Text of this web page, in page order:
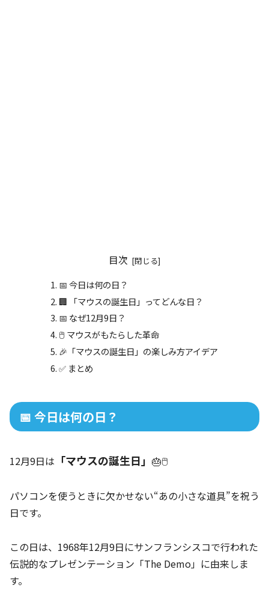
目次
📅 今日は何の日？
🏢 「マウスの誕生日」ってどんな日？
📅 なぜ12月9日？
🖱️ マウスがもたらした革命
🎉「マウスの誕生日」の楽しみ方アイデア
✅ まとめ
📅 今日は何の日？
12月9日は 「マウスの誕生日」 🎂🖱️
パソコンを使うときに欠かせない“あの小さな道具”を祝う
日です。
この日は、1968年12月9日にサンフランシスコで行われた
伝説的なプレゼンテーション「The Demo」に由来しま
す。